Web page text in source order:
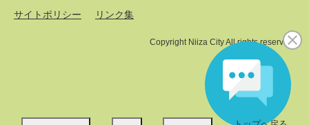
サイトポリシー
リンク集
Copyright Niiza City All rights reserved.